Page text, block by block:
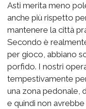
Asti merita meno
anche più rispetto
mantenere la città
Secondo è
per gioco, abbiano
porfido. I nostri
tempestivamente
una zona pedonale,
e quindi non